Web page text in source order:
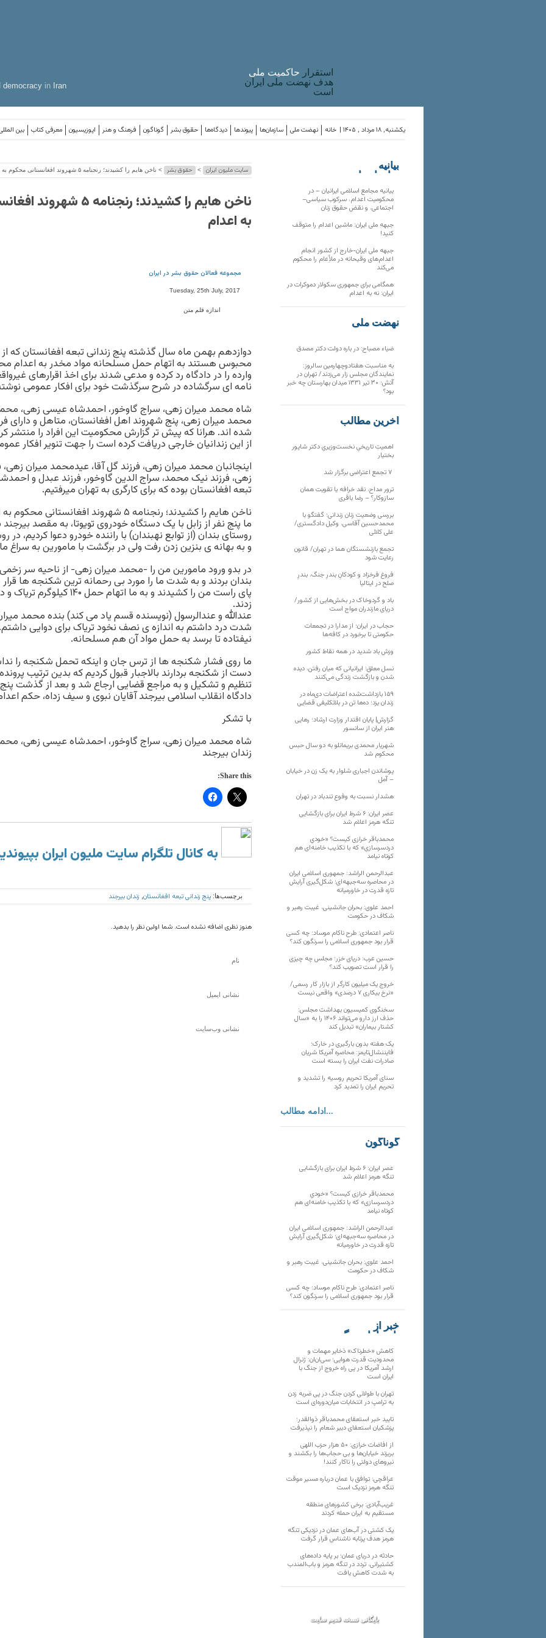
democracy in Iran
استقرار حاکميت ملی
هدف نهضت ملی ایران
است
بین معرفی کتاب اپوزیسیون فرهنگ و هنر گوناگون حقوق بشر دیدگاه‌ها پیوندها سازمان‌ها نهضت ملی خانه یکشنبه, ۱۸ مرداد , ۱۴۰۵ |
سایت ملیون ایران > حقوق بشر > ناخن هایم را کشیدند؛ رنجنامه ۵ شهروند افغانستانی محکوم به اعدام
ناخن هایم را کشیدند؛
به اعدام
مجموعه فعالان حقوق بشر در ایران
Tuesday, 25th July, 2017
اندازه قلم متن
دوازدهم بهمن ماه سال گذشته پنج زندانی تبعه افغانستان که
محبوس هستند به اتهام حمل مسلحانه مواد مخدر به اعدام
وارده را در دادگاه رد کرده و مدعی شدند برای اخذ اقرارهای
نامه ای سرگشاده در شرح سرگذشت خود برای افکار عمومی
شاه محمد میران زهی، سراج گاوخور، احمدشاه عیسی زهی،
محمد میران زهی، پنج شهروند اهل افغانستان، متاهل و دارای
شده اند. هرانا که پیش تر گزارش محکومیت این افراد را منتشر
از این زندانیان خارجی دریافت کرده است را جهت تنویر افکار
اینجانبان محمد میران زهی، فرزند گل آقا، عیدمحمد میران
زهی، فرزند نیک محمد، سراج الدین گاوخور، فرزند عبدل و
تبعه افغانستان بوده که برای کارگری به تهران میرفتیم.
ناخن هایم را کشیدند؛ رنجنامه ۵ شهروند افغانستانی محکوم به اعدام
ما پنج نفر از زابل با یک دستگاه خودروی تویوتا، به مقصد
روستای بندان (از توابع نهبندان) با راننده خودرو دعوا کردیم، در
و به بهانه ی بنزین زدن رفت ولی در برگشت با مامورین به سراغ
در بدو ورود مامورین من را -محمد میران زهی- از ناحیه سر
بندان بردند و به شدت ما را مورد بی رحمانه ترین شکنجه ها
پای راست من را کشیدند و به ما
زدند.
عندالله و عندالرسول (نویسنده قسم یاد می کند) بنده محمد
شدت درد داشتم به اندازه ی نصف نخود تریاک برای دوایی
نیفتاده تا برسد به حمل مواد آن هم مسلحانه.
ما روی فشار شکنجه ها از ترس جان و اینکه تحمل شکنجه را
دست از شکنجه بردارند بالاجبار قبول کردیم که بدین ترتیب
تنظیم و تشکیل و به مراجع قضایی ارجاع شد و بعد از گذشت
دادگاه انقلاب اسلامی بیرجند آقایان نبوی و سیف زداه، حکم
با تشکر
شاه محمد میران زهی، سراج گاوخور، احمدشاه عیسی زهی،
زندان بیرجند
Share this:
به کانال تلگرام سایت ملیون ایران
برچسب‌ها: پنج زندانی تبعه افغانستان زندان بیرجند
هنوز نظری اضافه نشده است. شما اولین نظر را بدهید.
بیانیه
سازمان‌های
بیانیه مجامع اسلامی ایرانیان – در
محکومیت اعدام، سرکوب سیاسی–
اجتماعی، و نقض حقوق زنان
جبهه ملی ایران: ماشین اعدام را متوقف
کنید!
جبهه ملی ایران-خارج از کشور انجام
اعدام‌های وقیحانه در ملأِعام را محکوم
می‌کند
همگامی برای جمهوری سکولار دموکرات در
ایران: نه به اعدام
نهضت ملی
ضیاء مصباح: در باره دولت دکتر مصدق
به مناسبت هفتادوچهارمین سالروز:
نمایندگان مجلس زار می‌زدند/ تهران در
آتش؛ ۳۰ تیر ۱۳۳۱ میدان بهارستان چه خبر
بود؟
آخرین مطالب
اهمیتِ تاریخیِ نخست‌وزیریِ دکتر شاپور
بختیار
ترور مداح، نقد خرافه یا تقویت همان
سازوکار؟ – رضا باقری
بررسی وضعیت زنان زندانی؛ گفتگو با
محمدحسین آقاسی، وکیل دادگستری/
علی کلائی
تجمع بازنشستگان هما در تهران/ قانون
رعایت شود
فروغ فرخزاد و کودکانِ بندرِ جنگ، بندرِ
صلح در ایتالیا
باد و گردوخاک در بخش‌هایی از کشور/
دریای مازندران مواج است
حجاب در ایران؛ از مدارا در تجمعات
حکومتی تا برخورد در کافه‌ها
وزش باد شدید در همه نقاط کشور
نسل معلق؛ ایرانیانی که میان رفتن، دیده
شدن و بازگشت زندگی می‌کنند
۱۵۹ بازداشت‌شده اعتراضات دی‌ماه در
زندان یزد؛ ده‌ها تن در بلاتکلیفی قضایی
گزارش| پایان اقتدار وزارت ارشاد؛ رهایی
هنر ایران از سانسور
شهریار محمدی بریمانلو به دو سال حبس
محکوم شد
پوشاندن اجباری شلوار به یک زن در خیابان
– آمل
هشدار نسبت به وفوع تندباد در تهران
عصر ایران: ۶ شرط ایران برای بازگشایی
تنگه هرمز اعلام شد
محمدباقر خرازی کیست؟ «خودیِ
دردسرسازی» که با تکذیب خامنه‌ای هم
کوتاه نیامد
عبدالرحمن الراشد: جمهوری اسلامی ایران
در محاصره سه‌جبهه‌ای؛ شکل‌گیری آرایش
تازه قدرت در خاورمیانه
احمد علوی: بحران جانشینی، غیبت رهبر و
شکاف در حکومت
ناصر اعتمادی: طرح ناکام موساد: چه کسی
قرار بود جمهوری اسلامی را سرنگون کند؟
حسین عرب: دریای خزر؛ مجلس چه چیزی
را قرار است تصویب کند؟
خروج یک میلیون کارگر از بازار کار رسمی/
«نرخ بیکاری ۷ درصدی» واقعی نیست
سخنگوی کمیسیون بهداشت مجلس:
حذف ارز دارو می‌تواند ۱۴۰۶ را به «سال
کشتار بیماران» تبدیل کند
یک هفته بدون بارگیری در خارک؛
فایننشال‌تایمز: محاصره آمریکا شریان
صادرات نفت ایران را بسته است
سنای آمریکا تحریم روسیه را تشدید و
تحریم ایران را تمدید کرد
ادامه مطالب...
گوناگون
عصر ایران: ۶ شرط ایران برای بازگشایی
تنگه هرمز اعلام شد
محمدباقر خرازی کیست؟ «خودیِ
دردسرسازی» که با تکذیب خامنه‌ای هم
کوتاه نیامد
عبدالرحمن الراشد: جمهوری اسلامی ایران
در محاصره سه‌جبهه‌ای؛ شکل‌گیری آرایش
تازه قدرت در خاورمیانه
احمد علوی: بحران جانشینی، غیبت رهبر و
شکاف در حکومت
ناصر اعتمادی: طرح ناکام موساد: چه کسی
قرار بود جمهوری اسلامی را سرنگون کند؟
خبر از
تارنماهای دیگر
کاهش «خطرناک» ذخایر مهمات و
محدودیت قدرت هوایی؛ سی‌ان‌ان: ژنرال
ارشد آمریکا در پی راه خروج از جنگ با
ایران است
تهران با طولانی کردن جنگ در پی ضربه زدن
به ترامپ در انتخابات میان‌دوره‌ای است
تایید خبر استعفای محمدباقر ذوالقدر؛
پزشکیان استعفای دبیر شعام را نپذیرفت
از افاضات خرازی: ۵۰ هزار حزب اللهی
بریزند خیابان‌ها و بی حجاب‌ها را بکشند و
نیرو‌های دولتی را ناکار کنند!
عراقچی: توافق با عمان درباره مسیر موقت
تنگه هرمز نزدیک است
غریب‌آبادی: برخی کشورهای منطقه
مستقیم به ایران حمله کردند
یک کشتی در آب‌های عمان در نزدیکی تنگه
هرمز هدف پرتابه ناشناس قرار گرفت
حادثه در دریای عمان؛ بر پایه داده‌های
کشتیرانی، تردد در تنگه هرمز و باب‌المندب
به شدت کاهش یافت
بایگانی نسخه قدیم سایت